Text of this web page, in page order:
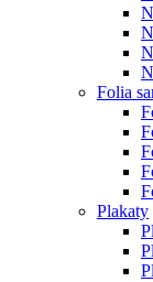
Folia
Plakaty